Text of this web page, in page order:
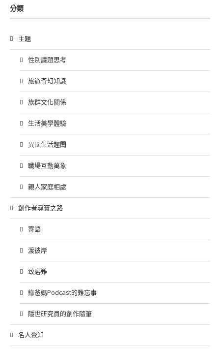
分類
主題
性別議題思考
旅遊奇幻知識
族群文化關係
生活美學體驗
異國生活趣聞
職場互動萬象
親人家庭相處
創作者尋寶之路
寄語
渡彼岸
致磨難
錄爸媽Podcast的難忘事
隱世研究員的創作隨筆
名人覺知